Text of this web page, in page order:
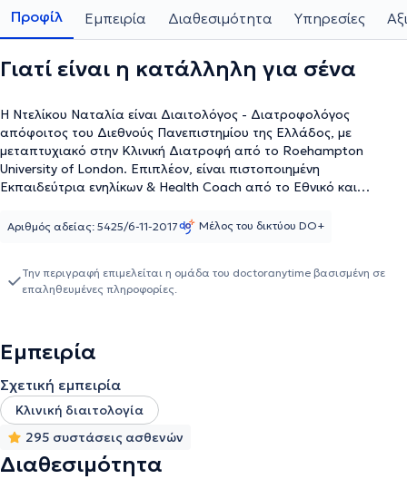
Προφίλ Εμπειρία Διαθεσιμότητα Υπηρεσίες
Γιατί είναι η κατάλληλη για σένα
Η Ντελίκου Ναταλία είναι Διαιτολόγος - Διατροφολόγος
απόφοιτος του Διεθνούς Πανεπιστημίου της Ελλάδος, με
μεταπτυχιακό στην Κλινική Διατροφή από το Roehampton
University of London. Επιπλέον, είναι πιστοποιημένη
Εκπαιδεύτρια ενηλίκων & Health Coach από το Εθνικό και
προγράμματα διατροφής προσαρμοσμένα στις ανάγκες του
Αριθμός αδείας: 5425/6-11-2017 Μέλος του δικτύου DO+
Την περιγραφή επιμελείται η ομάδα του doctoranytime βασισμένη σε
επαληθευμένες πληροφορίες.
Εμπειρία
Σχετική εμπειρία
Κλινική διαιτολογία
295 συστάσεις ασθενών
Διαθεσιμότητα